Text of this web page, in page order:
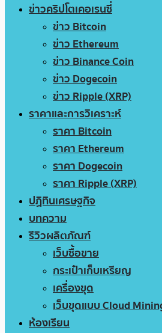
ข่าวคริปโตเคอเรนซี่
ข่าว Bitcoin
ข่าว Ethereum
ข่าว Binance Coin
ข่าว Dogecoin
ข่าว Ripple (XRP)
ราคาและการวิเคราะห์
ราคา Bitcoin
ราคา Ethereum
ราคา Dogecoin
ราคา Ripple (XRP)
ปฏิทินเศรษฐกิจ
บทความ
รีวิวผลิตภัณฑ์
เว็บซื้อขาย
กระเป๋าเก็บเหรียญ
เครื่องขุด
เว็บขุดแบบ Cloud
ห้องเรียน